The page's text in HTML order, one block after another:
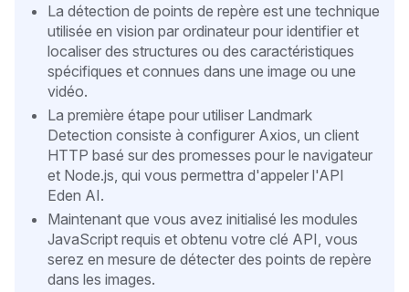
La détection de points de repère est une technique
utilisée en vision par ordinateur pour identifier et
localiser des structures ou des caractéristiques
spécifiques et connues dans une image ou une
vidéo.
La première étape pour utiliser Landmark
Detection consiste à configurer Axios, un client
HTTP basé sur des promesses pour le navigateur
et Node.js, qui vous permettra d'appeler l'API
Eden AI.
Maintenant que vous avez initialisé les modules
JavaScript requis et obtenu votre clé API, vous
serez en mesure de détecter des points de repère
dans les images.